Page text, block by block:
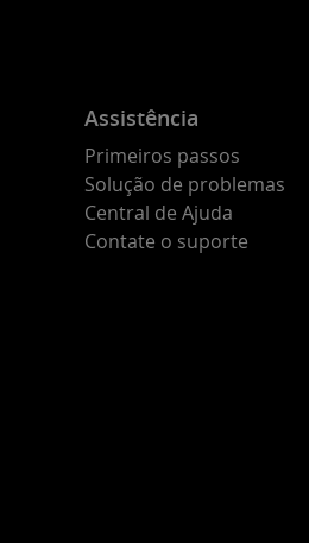
Assistência
Primeiros passos
Solução de problemas
Central de Ajuda
Contate o suporte